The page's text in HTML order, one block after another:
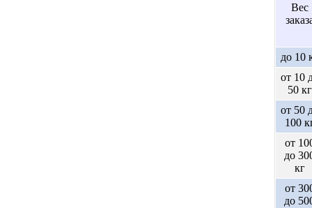
Вес
до 10
от 10
50 кг
от 50
100
от
до
кг
от
до